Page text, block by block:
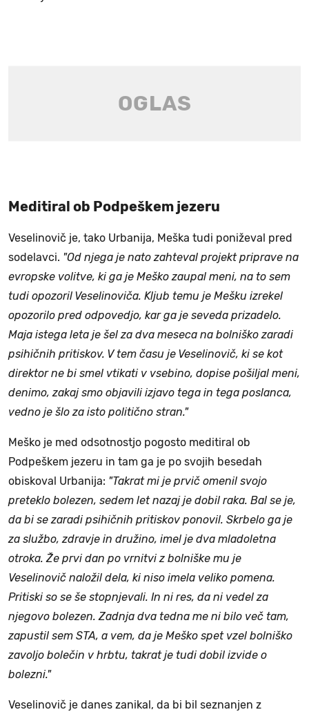
Meditiral ob Podpeškem jezeru
Veselinovič je, tako Urbanija, Meška tudi poniževal pred
sodelavci. "Od njega je nato zahteval projekt priprave na
evropske volitve, ki ga je Meško zaupal meni, na to sem
tudi opozoril Veselinoviča. Kljub temu je Mešku izrekel
opozorilo pred odpovedjo, kar ga je seveda prizadelo.
Maja istega leta je šel za dva meseca na bolniško zaradi
psihičnih pritiskov. V tem času je Veselinovič, ki se kot
direktor ne bi smel vtikati v vsebino, dopise pošiljal meni,
denimo, zakaj smo objavili izjavo tega in tega poslanca,
vedno je šlo za isto politično stran."
Meško je med odsotnostjo pogosto meditiral ob
Podpeškem jezeru in tam ga je po svojih besedah
obiskoval Urbanija: "Takrat mi je prvič omenil svojo
preteklo bolezen, sedem let nazaj je dobil raka. Bal se je,
da bi se zaradi psihičnih pritiskov ponovil. Skrbelo ga je
za službo, zdravje in družino, imel je dva mladoletna
otroka. Že prvi dan po vrnitvi z bolniške mu je
Veselinovič naložil dela, ki niso imela veliko pomena.
Pritiski so se še stopnjevali. In ni res, da ni vedel za
njegovo bolezen. Zadnja dva tedna me ni bilo več tam,
zapustil sem STA, a vem, da je Meško spet vzel bolniško
zavoljo bolečin v hrbtu, takrat je tudi dobil izvide o
bolezni."
Veselinovič je danes zanikal, da bi bil seznanjen z